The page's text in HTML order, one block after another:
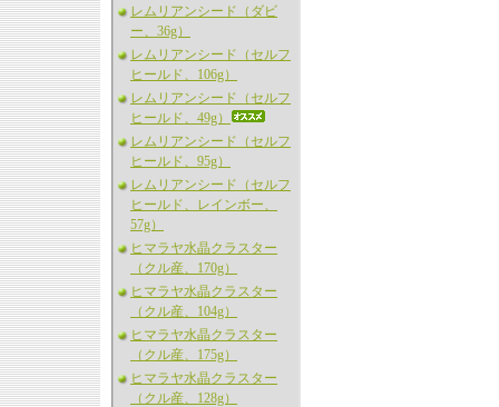
レムリアンシード（ダビ
ー、36g）
レムリアンシード（セルフ
ヒールド、106g）
レムリアンシード（セルフ
ヒールド、49g）
レムリアンシード（セルフ
ヒールド、95g）
レムリアンシード（セルフ
ヒールド、レインボー、
57g）
ヒマラヤ水晶クラスター
（クル産、170g）
ヒマラヤ水晶クラスター
（クル産、104g）
ヒマラヤ水晶クラスター
（クル産、175g）
ヒマラヤ水晶クラスター
（クル産、128g）